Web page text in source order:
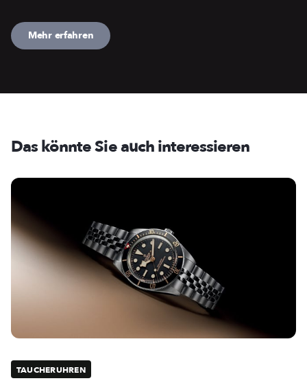
Mehr erfahren
Das könnte Sie auch interessieren
TAUCHERUHREN